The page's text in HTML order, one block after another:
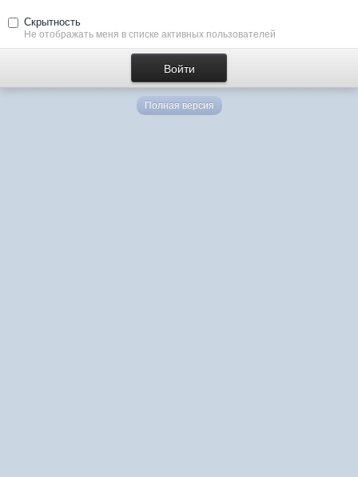
Скрытность
Не отображать меня в списке активных пользователей
Полная версия